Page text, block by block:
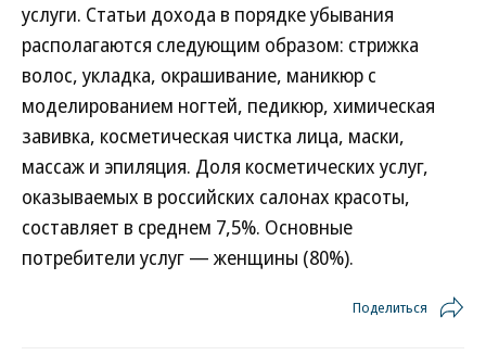
услуги. Статьи дохода в порядке убывания
располагаются следующим образом: стрижка
волос, укладка, окрашивание, маникюр с
моделированием ногтей, педикюр, химическая
завивка, косметическая чистка лица, маски,
массаж и эпиляция. Доля косметических услуг,
оказываемых в российских салонах красоты,
составляет в среднем 7,5%. Основные
потребители услуг — женщины (80%).
Поделиться